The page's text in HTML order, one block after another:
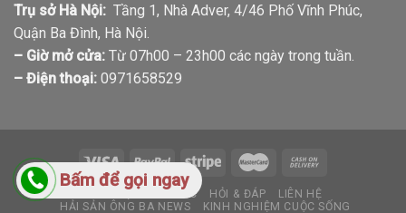
Trụ sở Hà Nội: Tầng 1, Nhà Adver, 4/46 Phố Vĩnh Phúc,
Quận Ba Đình, Hà Nội.
– Giờ mở cửa: Từ 07h00 – 23h00 các ngày trong tuần.
– Điện thoại: 0971658529
TIN TỨC HỎI & ĐÁP
LIÊN HỆ
HẢI SẢN ÔNG BA NEWS
KINH NGHIỆM CUỘC SỐNG
Bấm để gọi ngay